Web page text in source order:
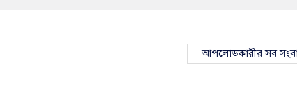
আপলোডকারীর সব